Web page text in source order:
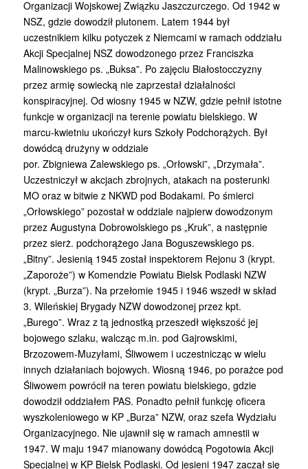
Organizacji Wojskowej Związku Jaszczurczego. Od 1942 w
NSZ, gdzie dowodził plutonem. Latem 1944 był
uczestnikiem kilku potyczek z Niemcami w ramach oddziału
Akcji Specjalnej NSZ dowodzonego przez Franciszka
Malinowskiego ps. „Buksa”. Po zajęciu Białostocczyzny
przez armię sowiecką nie zaprzestał działalności
konspiracyjnej. Od wiosny 1945 w NZW, gdzie pełnił istotne
funkcje w organizacji na terenie powiatu bielskiego. W
marcu-kwietniu ukończył kurs Szkoły Podchorążych. Był
dowódcą drużyny w oddziale
por. Zbigniewa Zalewskiego ps. „Orłowski”, „Drzymała”.
Uczestniczył w akcjach zbrojnych, atakach na posterunki
MO oraz w bitwie z NKWD pod Bodakami. Po śmierci
„Orłowskiego” pozostał w oddziale najpierw dowodzonym
przez Augustyna Dobrowolskiego ps „Kruk”, a następnie
przez sierż. podchorążego Jana Boguszewskiego ps.
„Bitny”. Jesienią 1945 został inspektorem Rejonu 3 (krypt.
„Zaporoże”) w Komendzie Powiatu Bielsk Podlaski NZW
(krypt. „Burza”). Na przełomie 1945 i 1946 wszedł w skład
3. Wileńskiej Brygady NZW dowodzonej przez kpt.
„Burego”. Wraz z tą jednostką przeszedł większość jej
bojowego szlaku, walcząc m.in. pod Gajrowskimi,
Brzozowem-Muzyłami, Śliwowem i uczestnicząc w wielu
innych działaniach bojowych. Wiosną 1946, po porażce pod
Śliwowem powrócił na teren powiatu bielskiego, gdzie
dowodził oddziałem PAS. Ponadto pełnił funkcję oficera
wyszkoleniowego w KP „Burza” NZW, oraz szefa Wydziału
Organizacyjnego. Nie ujawnił się w ramach amnestii w
1947. W maju 1947 mianowany dowódcą Pogotowia Akcji
Specjalnej w KP Bielsk Podlaski. Od jesieni 1947 zaczął się